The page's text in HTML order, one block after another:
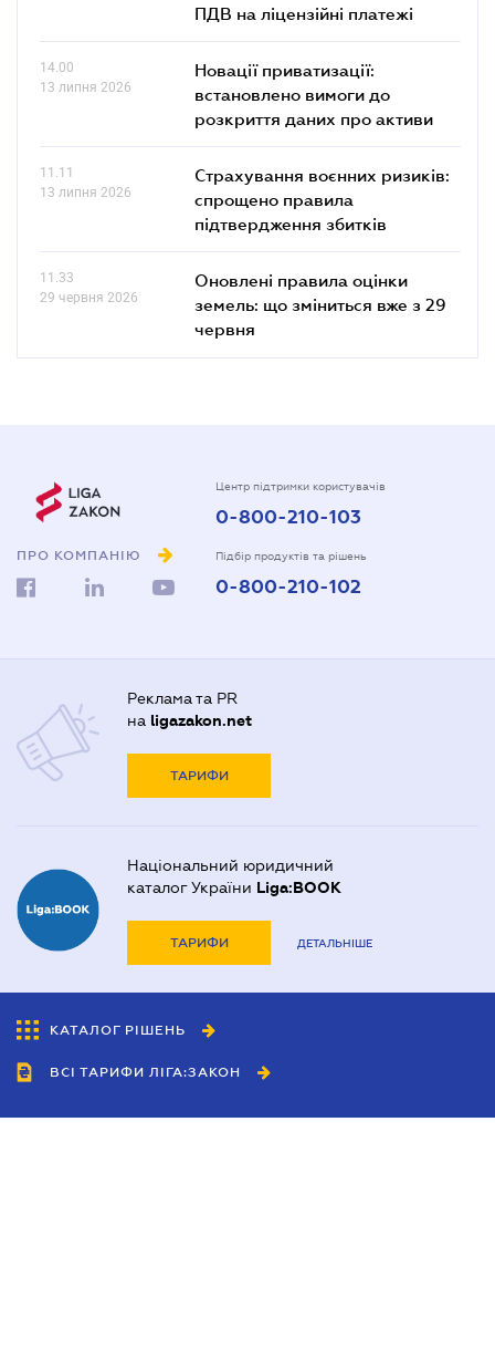
ПДВ на ліцензійні платежі
14.00
13 липня 2026
Новації приватизації:
встановлено вимоги до
розкриття даних про активи
11.11
13 липня 2026
Страхування воєнних ризиків:
спрощено правила
підтвердження збитків
11.33
29 червня 2026
Оновлені правила оцінки
земель: що зміниться вже з 29
червня
ПРО КОМПАНІЮ
Центр підтримки користувачів
0-800-210-103
Підбір продуктів та рішень
0-800-210-102
Реклама та PR
на ligazakon.net
ТАРИФИ
Національний юридичний
каталог України Liga:BOOK
ТАРИФИ ДЕТАЛЬНІШЕ
КАТАЛОГ РІШЕНЬ
ВСІ ТАРИФИ ЛІГА:ЗАКОН